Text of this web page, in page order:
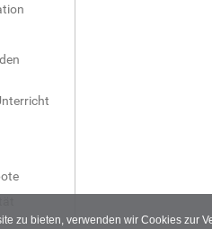
zu bieten, verwenden wir Cookies zur